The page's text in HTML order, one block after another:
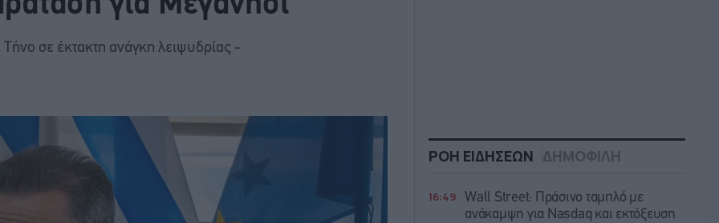
σε έκτακτη ανάγκη λειψυδρίας -
ΡΟΗ ΕΙΔΗΣΕΩΝ ΔΗΜΟΦΙΛΗ
16:49
Wall Street: Πράσινο ταμπλό με
ανάκαμψη για Nasdaq και εκτόξευση